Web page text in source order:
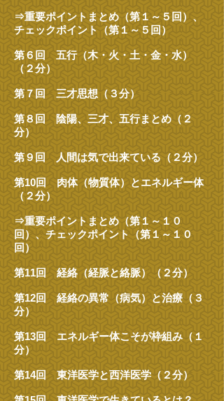
⇒重要ポイントまとめ（第１～５回）、
チェックポイント（第１～５回）
第６回 五行（木・火・土・金・水）
（２分）
第７回 三才思想（３分）
第８回 陰陽、三才、五行まとめ（２
分）
第９回 人間は気で出来ている（２分）
第10回 肉体（物質体）とエネルギー体
（２分）
⇒重要ポイントまとめ（第１～１０
回）、チェックポイント（第１～１０
回）
第11回 経絡（経脈と絡脈）（２分）
第12回 経絡の異常（病気）と治療（３
分）
第13回 エネルギー体こそが枠組み（１
分）
第14回 東洋医学と西洋医学（２分）